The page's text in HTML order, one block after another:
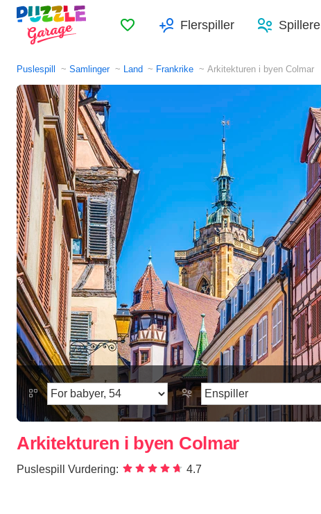
FavoritterFlerspiller Spillere
Puslespill Samlinger Land Frankrike Arkitekturen i byen Colmar
Arkitekturen i byen Colmar
Puslespill Vurdering: 4.7